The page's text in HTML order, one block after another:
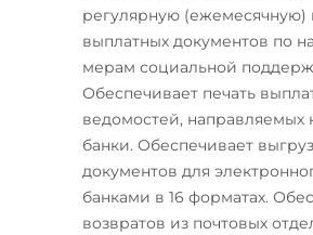
регулярную (ежемесячную)
выплатных документов по
мерам социальной
Обеспечивает печать
ведомостей, направляемых
банки. Обеспечивает
документов для
банками в 16 форматах.
возвратов из почтовых